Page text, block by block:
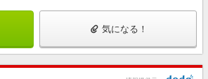
気になる！